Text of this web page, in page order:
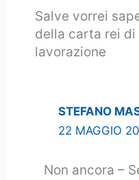
Salve vorrei
della carta rei di
lavorazione
STEFANO
22 MAGGIO
Non ancora –